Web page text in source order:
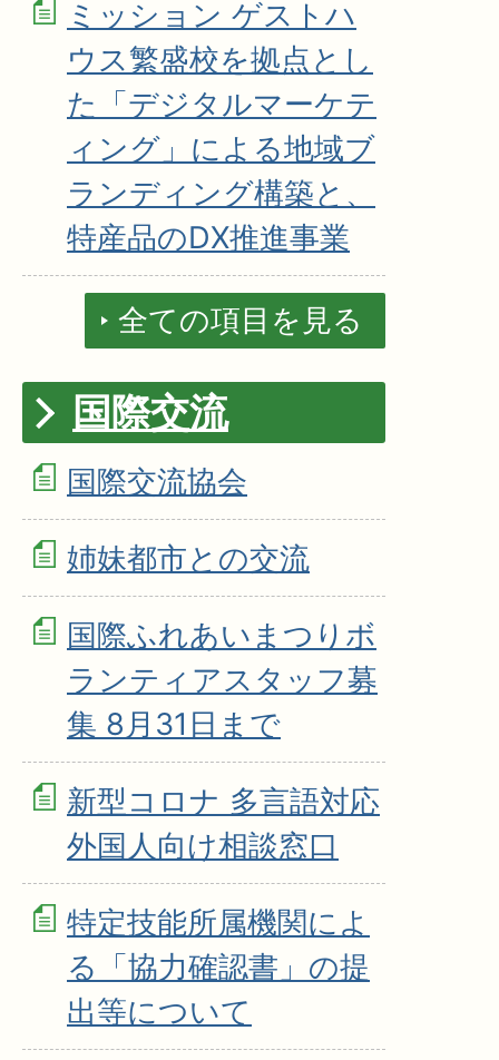
ミッション ゲストハ
ウス繁盛校を拠点とし
た「デジタルマーケテ
ィング」による地域ブ
ランディング構築と、
特産品のDX推進事業
全ての項目を見る
国際交流
国際交流協会
姉妹都市との交流
国際ふれあいまつりボ
ランティアスタッフ募
集 8月31日まで
新型コロナ 多言語対応
外国人向け相談窓口
特定技能所属機関によ
る「協力確認書」の提
出等について